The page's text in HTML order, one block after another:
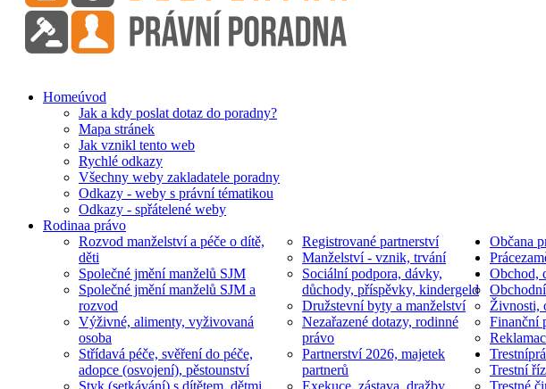
Homeúvod
Jak a kdy poslat dotaz do poradny?
Mapa stránek
Jak vznikl tento web
Rychlé odkazy
Všechny weby zakladatele poradny
Odkazy - weby s právní tématikou
Odkazy - spřátelené weby
Rodinaa právo
Rozvod manželství a péče o dítě,
děti
Společné jmění manželů SJM
Společné jmění manželů SJM a
rozvod
Výživné, alimenty, vyživovaná
osoba
Střídavá péče, svěření do péče,
adopce (osvojení), pěstounství
Styk (setkávání) s dítětem, dětmi
Registrované partnerství
Manželství - vznik, trvání
Sociální podpora, dávky,
důchody, příspěvky, kindergeld
Družstevní byty a manželství
Nezařazené dotazy, rodinné
právo
Partnerství 2026, majetek
partnerů
Občana
Exekuce, zástava, dražby
Práce
Obchod,
Živnosti,
Finanční
Trestní
Trestní
Trestné